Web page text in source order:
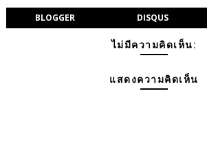
BLOGGER DISQUS
ไม่มีความคิดเห็น:
แสดงความคิดเห็น